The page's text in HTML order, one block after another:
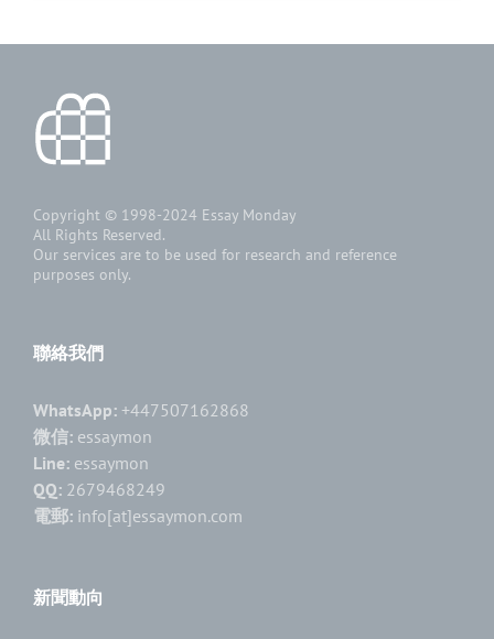
Copyright © 1998-2024 Essay Monday
All Rights Reserved.
Our services are to be used for research and reference
purposes only.
聯絡我們
WhatsApp: +447507162868
微信: essaymon
Line: essaymon
QQ: 2679468249
電郵: info[at]essaymon.com
新聞動向